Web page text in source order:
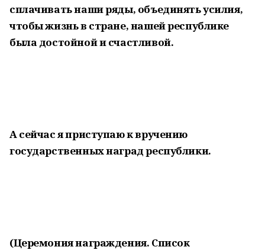
сплачивать наши ряды, объединять усилия,
чтобы жизнь в стране, нашей республике
была достойной и счастливой.
А сейчас я приступаю к вручению
государственных наград республики.
(Церемония награждения. Список